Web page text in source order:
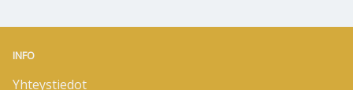
INFO
Yhteystiedot